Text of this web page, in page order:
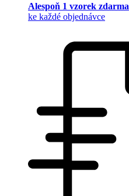
Alespoň 1 vzorek zdarma
ke každé objednávce